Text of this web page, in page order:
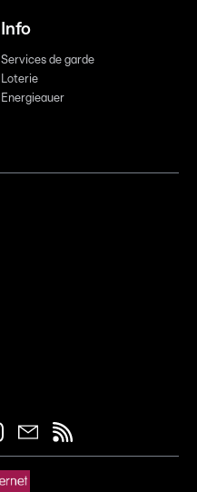
Info
Services de garde
Loterie
Energieauer